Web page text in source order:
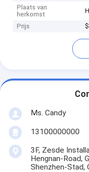
Plaats van
herkomst
Prijs
Ms. Candy
13100000000
3F, Zesde
Hengnan-Road,
Shenzhen-Stad,